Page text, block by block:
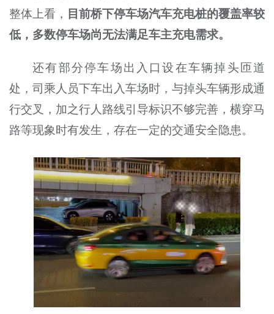
整体上看，
目前桥下停车场汽车充电桩的覆盖率较
低，多数停车场尚无法满足车主充电需求。
还有部分停车场出入口设在车辆掉头匝道
处，司乘人员下车出入车场时，与掉头车辆形成通
行交叉，加之行人路线引导标识不够完善，横穿马
路等现象时有发生，存在一定的交通安全隐患。